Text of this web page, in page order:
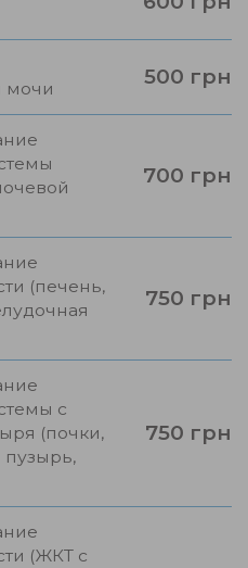
мочи
500 грн
700 грн
(печень,
750 грн
с
(почки,
пузырь,
750 грн
(ЖКТ с